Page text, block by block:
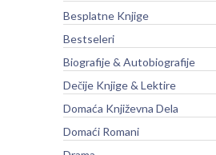
Besplatne Knjige
Bestseleri
Biografije & Autobiografije
Dečije Knjige & Lektire
Domaća Književna Dela
Domaći Romani